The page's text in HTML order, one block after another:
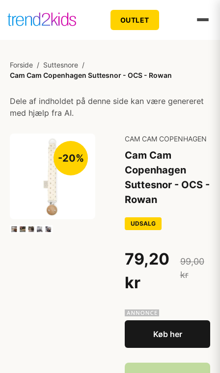
OUTLET
Forside / Suttesnore /
Cam Cam Copenhagen Suttesnor - OCS - Rowan
Dele af indholdet på denne side kan være genereret
med hjælp fra AI.
-20%
CAM CAM COPENHAGEN
Cam Cam
Copenhagen
Suttesnor - OCS -
Rowan
UDSALG
79,20
kr
99,00
kr
Køb her